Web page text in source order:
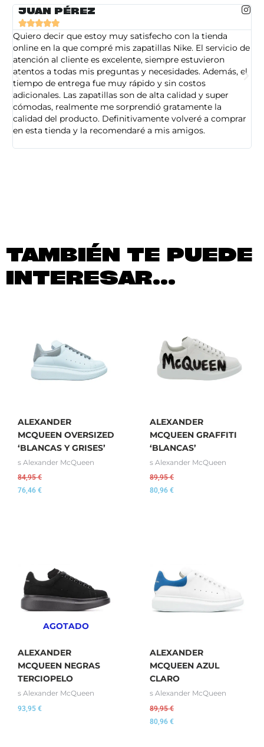
JUAN PÉREZ

Quiero decir que estoy muy satisfecho con la tienda
online en la que compré mis zapatillas Nike. El servicio de
atención al cliente es excelente, siempre estuvieron
atentos a todas mis preguntas y necesidades. Además, el
tiempo de entrega fue muy rápido y sin costos
adicionales. Las zapatillas son de alta calidad y super
cómodas, realmente me sorprendió gratamente la
calidad del producto. Definitivamente volveré a comprar
en esta tienda y la recomendaré a mis amigos.
TAMBIÉN TE PUEDE
INTERESAR...
ALEXANDER
MCQUEEN OVERSIZED
‘BLANCAS Y GRISES’
s Alexander McQueen
84,95€
76,46 €
ALEXANDER
MCQUEEN GRAFFITI
‘BLANCAS’
s Alexander McQueen
89,95€
80,96 €
AGOTADO
ALEXANDER
MCQUEEN NEGRAS
TERCIOPELO
s Alexander McQueen
93,95 €
ALEXANDER
MCQUEEN AZUL
CLARO
s Alexander McQueen
89,95€
80,96 €